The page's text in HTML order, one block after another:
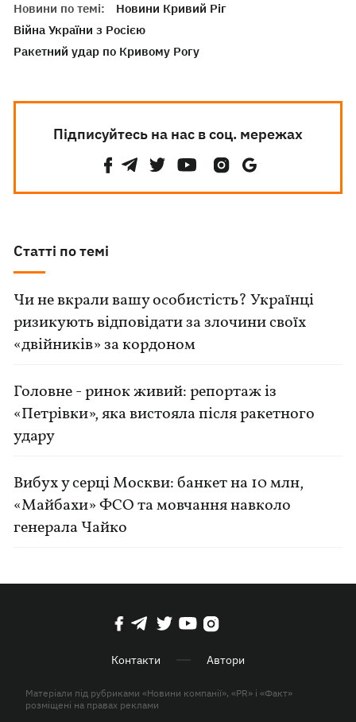
Новини по темі:
Новини Кривий Ріг
Війна України з Росією
Ракетний удар по Кривому Рогу
Підписуйтесь на нас в соц. мережах
Статті по темі
Чи не вкрали вашу особистість? Українці
ризикують відповідати за злочини своїх
«двійників» за кордоном
Головне - ринок живий: репортаж із
«Петрівки», яка вистояла після ракетного
удару
Вибух у серці Москви: банкет на 10 млн,
«Майбахи» ФСО та мовчання навколо
генерала Чайко
Контакти Автори
Матеріали під рубриками «Новини компанії», «PR» і «Факт»
розміщені на правах реклами